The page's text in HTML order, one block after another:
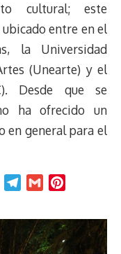
cultural; este
entre en el
la Universidad
(Unearte) y el
Desde que se
ha ofrecido un
en general para el
s
l
g
a
i
l
n
t